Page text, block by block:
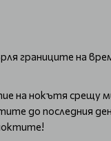
границите на
на нокътя срещу
до последния